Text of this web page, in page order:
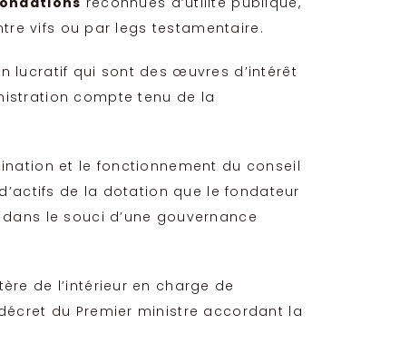
vifs ou par legs testamentaire.
lucratif qui sont des œuvres d’intérêt
compte tenu de la
et le fonctionnement du conseil
de la dotation que le fondateur
le souci d’une gouvernance
de l’intérieur en charge de
du Premier ministre accordant la